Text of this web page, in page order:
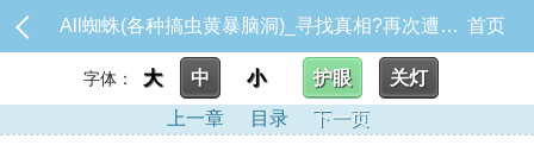
All蜘蛛(各种搞虫黄暴脑洞)_寻找真相?再次遭遇毒Y? 首页
字体： 大 中 小 护眼
关灯
上一章
目录 下一页